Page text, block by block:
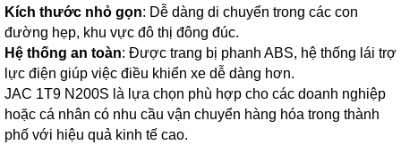
Kích thước nhỏ gọn: Dễ dàng di chuyển trong các con
đường hẹp, khu vực đô thị đông đúc.
Hệ thống an toàn: Được trang bị phanh ABS, hệ thống lái trợ
lực điện giúp việc điều khiển xe dễ dàng hơn.
JAC 1T9 N200S là lựa chọn phù hợp cho các doanh nghiệp
hoặc cá nhân có nhu cầu vận chuyển hàng hóa trong thành
phố với hiệu quả kinh tế cao.